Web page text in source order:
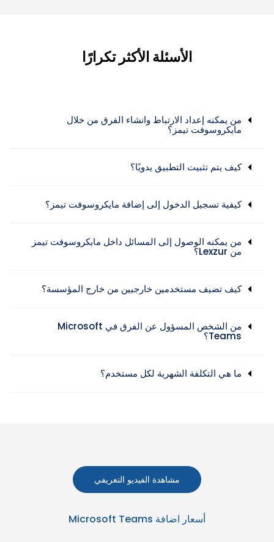
الأسئلة الأكثر تكرارًا
من يمكنه إعداد الارتباط وانشاء الفرق من خلال
مايكروسوفت تيمز؟
كيف يتم تثبيت التطبيق يدويًا؟
كيفية تسجيل الدخول إلى إضافة مايكروسوفت تيمز؟
من يمكنه الوصول إلى المسائل داخل مايكروسوفت تيمز
من Lexzur؟
كيف تضيف مستخدمين خارجيين من خارج المؤسسة؟
من الشخص المسؤول عن الفرق في Microsoft
Teams؟
ما هي التكلفة الشهرية لكل مستخدم؟
مشاهدة الفيديو التعريفي
أسعار اضافة Microsoft Teams